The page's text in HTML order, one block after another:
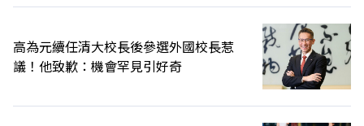
高為元續任清大校長後參選外國校長惹
議！他致歉：機會罕見引好奇